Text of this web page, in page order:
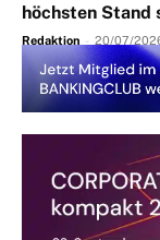
höchsten Stand
Redaktion - 20/07/